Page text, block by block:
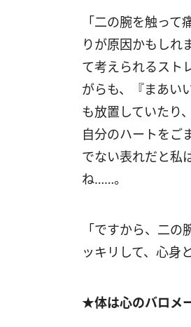
「二の腕を触っ
りが原因かもしれ
て考えられるスト
がらも、『まあい
も放置していたり
自分のハートをご
でない表れだと私
ね……。
「ですから、二
ッキリして、心身
★体は心のバロメ